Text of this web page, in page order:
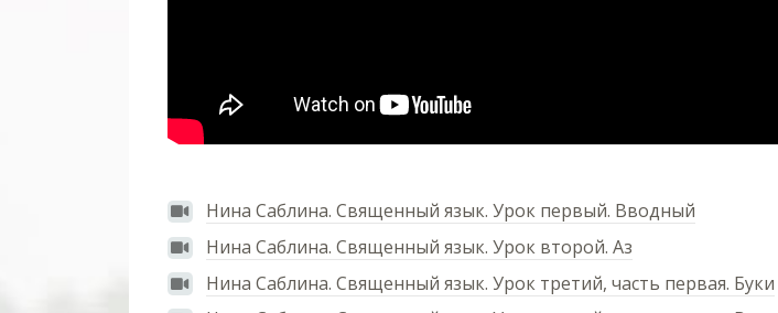
Нина Саблина. Священный язык. Урок первый. Вводный
Нина Саблина. Священный язык. Урок второй. Аз
Нина Саблина. Священный язык. Урок третий, часть первая. Буки